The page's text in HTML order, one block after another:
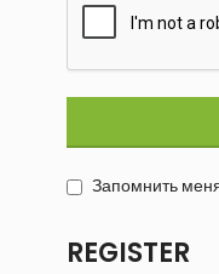
Запомнить
REGISTER